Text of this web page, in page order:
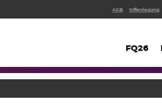
FQ26
AGB Offenlegung